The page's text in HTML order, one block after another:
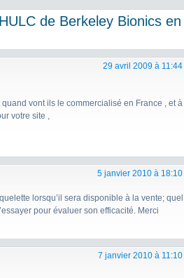
de Berkeley Bionics en
29 avril 2009 à 11:44
vont ils le commercialisé en France , et à
votre site ,
5 janvier 2010 à 18:10
lorsqu’il sera disponible à la vente; quel
pour évaluer son efficacité. Merci
7 janvier 2010 à 11:10